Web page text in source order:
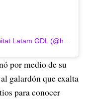
por medio de su
galardón que exalta
para conocer